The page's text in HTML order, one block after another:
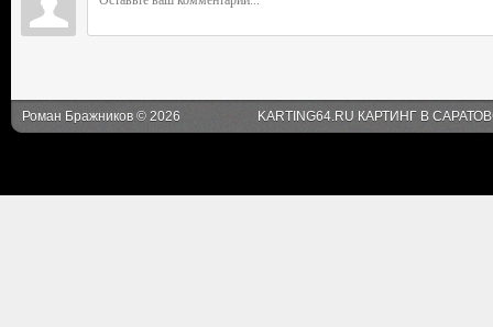
Роман Бражников © 2026 KARTING64.RU КАРТИНГ В